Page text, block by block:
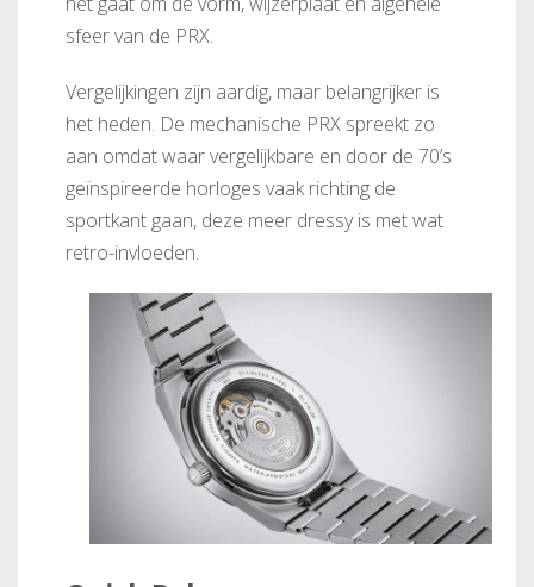
sfeer van de PRX.
Vergelijkingen zijn aardig, maar belangrijker is
het heden. De mechanische PRX spreekt zo
aan omdat waar vergelijkbare en door de 70’s
geïnspireerde horloges vaak richting de
sportkant gaan, deze meer dressy is met wat
retro-invloeden.